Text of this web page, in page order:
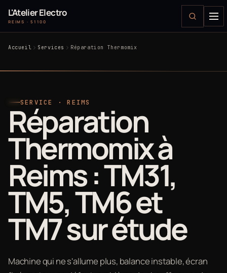
L'Atelier Electro
REIMS · 51100
Accueil Services Réparation Thermomix
SERVICE · REIMS
Réparation
Thermomix à
Reims : TM31,
TM5, TM6 et
TM7 sur étude
Machine qui ne s'allume plus, balance instable, écran